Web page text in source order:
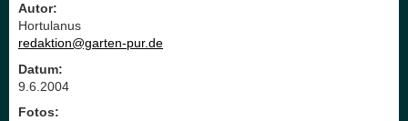
Autor:
Hortulanus
redaktion@garten-pur.de
Datum:
9.6.2004
Fotos: